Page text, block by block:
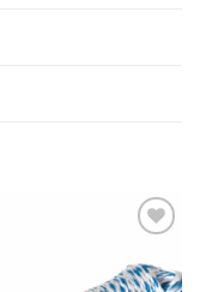
wishlist